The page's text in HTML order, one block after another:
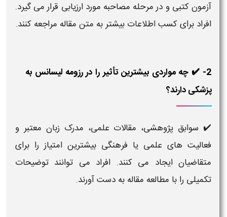
آزمون کتبی و در مرحله مصاحبه مورد ارزیابی قرار می گیرد.
افراد برای کسب اطلاعات بیشتر به متن مقاله مراجعه کنند.
2- ✔️ چه مواردی بیشترین تأثیر را در رزومه لیسانس به
پزشکی دارند؟
✔️ سوابق پژوهشی، مقالات علمی، مدرک زبان معتبر و
فعالیت های علمی یا فرهنگی بیشترین امتیاز را برای
متقاضیان ایجاد می کنند. افراد می توانند توضیحات
تکمیلی را با مطالعه مقاله به دست آورند.